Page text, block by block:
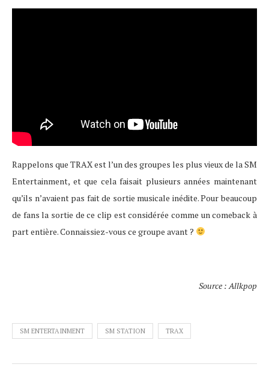
Rappelons que TRAX est l’un des groupes les plus vieux de la SM
Entertainment, et que cela faisait plusieurs années maintenant
qu’ils n’avaient pas fait de sortie musicale inédite. Pour beaucoup
de fans la sortie de ce clip est considérée comme un comeback à
part entière. Connaissiez-vous ce groupe avant ?
Source : Allkpop
SM ENTERTAINMENT SM STATION TRAX